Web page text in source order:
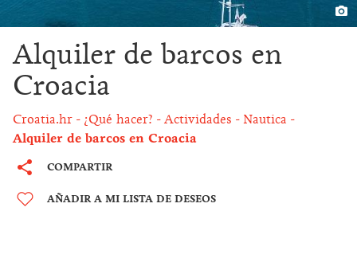
Alquiler de barcos en
Croacia
Croatia.hr ¿Qué hacer? Actividades Nautica
Alquiler de barcos en Croacia
COMPARTIR
AÑADIR A MI LISTA DE DESEOS